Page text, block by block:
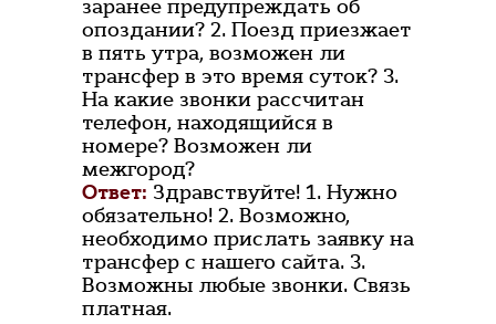
заранее предупреждать об
опоздании? 2. Поезд приезжает
в пять утра, возможен ли
трансфер в это время суток? 3.
На какие звонки рассчитан
телефон, находящийся в
номере? Возможен ли
межгород?
Ответ: Здравствуйте! 1. Нужно
обязательно! 2. Возможно,
необходимо прислать заявку на
трансфер с нашего сайта. 3.
Возможны любые звонки. Связь
платная.